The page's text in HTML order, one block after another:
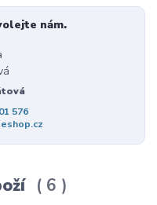
nám.
576
6